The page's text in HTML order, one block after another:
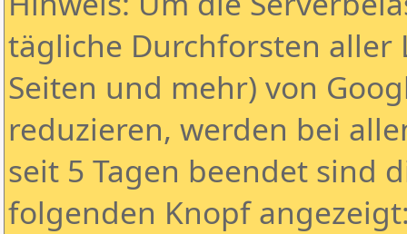
tägliche Durchforsten aller
Seiten und mehr) von
reduzieren, werden bei
seit 5 Tagen beendet sind
folgenden Knopf